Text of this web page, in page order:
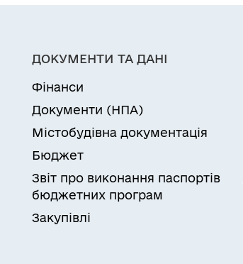
ДОКУМЕНТИ ТА ДАНІ
Фінанси
Документи (НПА)
Містобудівна документація
Бюджет
Звіт про виконання паспортів
бюджетних програм
Закупівлі